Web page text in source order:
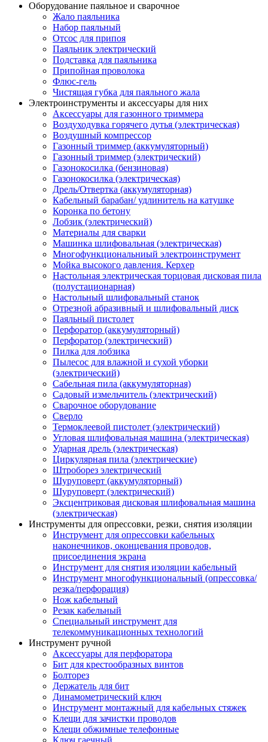
Оборудование паяльное и сварочное
Жало паяльника
Набор паяльный
Отсос для припоя
Паяльник электрический
Подставка для паяльника
Припойная проволока
Флюс-гель
Чистящая губка для паяльного жала
Электроинструменты и аксессуары для них
Аксессуары для газонного триммера
Воздуходувка горячего дутья (электрическая)
Воздушный компрессор
Газонный триммер (аккумуляторный)
Газонный триммер (электрический)
Газонокосилка (бензиновая)
Газонокосилка (электрическая)
Дрель/Отвертка (аккумуляторная)
Кабельный барабан/ удлинитель на катушке
Коронка по бетону
Лобзик (электрический)
Материалы для сварки
Машинка шлифовальная (электрическая)
Многофункциональниый электроинструмент
Мойка высокого давления. Керхер
Настольная электрическая торцовая дисковая пила
(полустационарная)
Настольный шлифовальный станок
Отрезной абразивный и шлифовальный диск
Паяльный пистолет
Перфоратор (аккумуляторный)
Перфоратор (электрический)
Пилка для лобзика
Пылесос для влажной и сухой уборки
(электрический)
Сабельная пила (аккумуляторная)
Садовый измельчитель (электрический)
Сварочное оборудование
Сверло
Термоклеевой пистолет (электрический)
Угловая шлифовальная машина (электрическая)
Ударная дрель (электрическая)
Циркулярная пила (электрические)
Штроборез электрический
Шуруповерт (аккумуляторный)
Шуруповерт (электрический)
Эксцентриковая дисковая шлифовальная машина
(электрическая)
Инструменты для опрессовки, резки, снятия изоляции
Инструмент для опрессовки кабельных
наконечников, оконцевания проводов,
присоединения экрана
Инструмент для снятия изоляции кабельный
Инструмент многофункциональный (опрессовка/
резка/перфорация)
Нож кабельный
Резак кабельный
Специальный инструмент для
телекоммуникационных технологий
Инструмент ручной
Аксессуары для перфоратора
Бит для крестообразных винтов
Болторез
Держатель для бит
Динамометрический ключ
Инструмент монтажный для кабельных стяжек
Клещи для зачистки проводов
Клещи обжимные телефонные
Ключ гаечный